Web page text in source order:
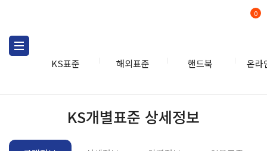
KS표준 해외표준 핸드북 온라
0
KS개별표준 상세정보